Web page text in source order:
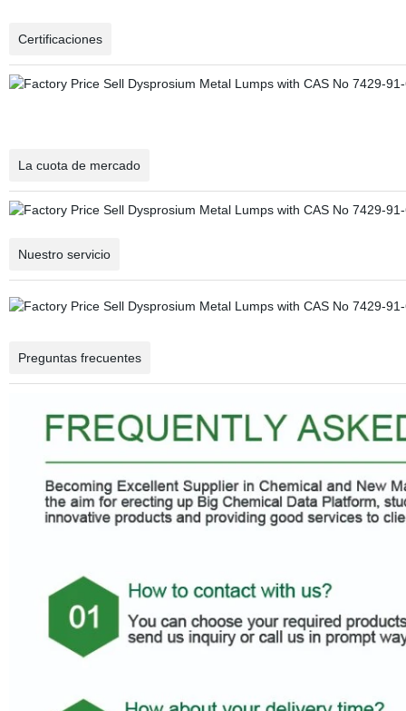
Certificaciones
La cuota de mercado
Nuestro servicio
Preguntas frecuentes